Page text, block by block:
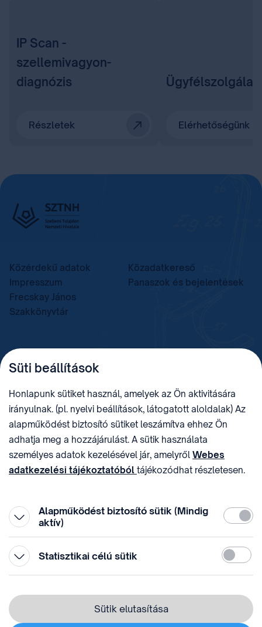
IP Scan -
szellemivagyon-
diagnózis
Részletek
Ügyfélszolgálat
Elérhetőségünk
Közérdekű adatok
Közadatkereső
Impresszum
Panaszok és bejelentések
Frecskay János
Szakkönyvtár
TELEFON
+36 (1) 312 4400
sztnh@hipo.gov.hu 15311746-2-42
CÍM
1081 Budapest II. János
Pál pápa tér 7.
HIVATAL RÖVID NEVE
SZTNHOPS, KRID:
174434905
KÖZÖSSÉGI MÉDIA
⁣ ⁣
Webes adatkezelési tájékoztató
Süti beállítások
Honlapunk sütiket használ, amelyek az Ön aktivitására
irányulnak. (pl. nyelvi beállítások, látogatott aloldalak) Az
alapműködést biztosító sütiket leszámítva ehhez Ön
adhatja meg a hozzájárulást. A sütik használata
személyes adatok kezelésével jár, amelyről Webes
adatkezelési tájékoztatóból tájékozódhat részletesen.
Alapműködést biztosító sütik (Mindig
aktív)
Statisztikai célú sütik
Sütik elutasítása